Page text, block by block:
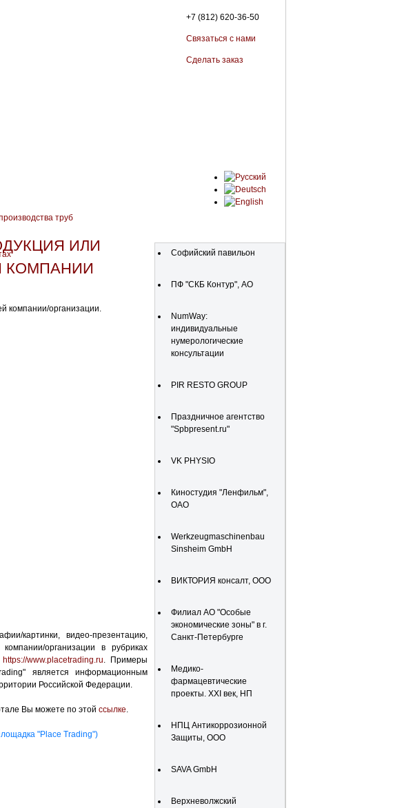
+7 (812) 620-36-50
Связаться с нами
Сделать заказ
труб
ИЛИ
КОМПАНИИ
компании/организации.
картинки, видео-презентацию,
организации в рубриках
https://www.placetrading.ru. Примеры
является информационным
Российской Федерации.
Вы можете по этой ссылке.
"Place Trading")
Софийский павильон
ПФ "СКБ Контур", АО
NumWay:
индивидуальные
нумерологические
консультации
PIR RESTO GROUP
Праздничное агентство
"Spbpresent.ru"
VK PHYSIO
Киностудия "Ленфильм",
ОАО
Werkzeugmaschinenbau
Sinsheim GmbH
ВИКТОРИЯ консалт, ООО
Филиал АО "Особые
экономические зоны" в г.
Санкт-Петербурге
Медико-
фармацевтические
проекты. XXI век, НП
НПЦ Антикоррозионной
Защиты, ООО
SAVA GmbH
Верхневолжский